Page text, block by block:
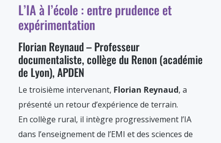
L’IA à l’école : entre prudence et
expérimentation
Florian Reynaud – Professeur
documentaliste, collège du Renon (académie
de Lyon), APDEN
Le troisième intervenant, Florian Reynaud, a
présenté un retour d’expérience de terrain.
En collège rural, il intègre progressivement l’IA
dans l’enseignement de l’EMI et des sciences de